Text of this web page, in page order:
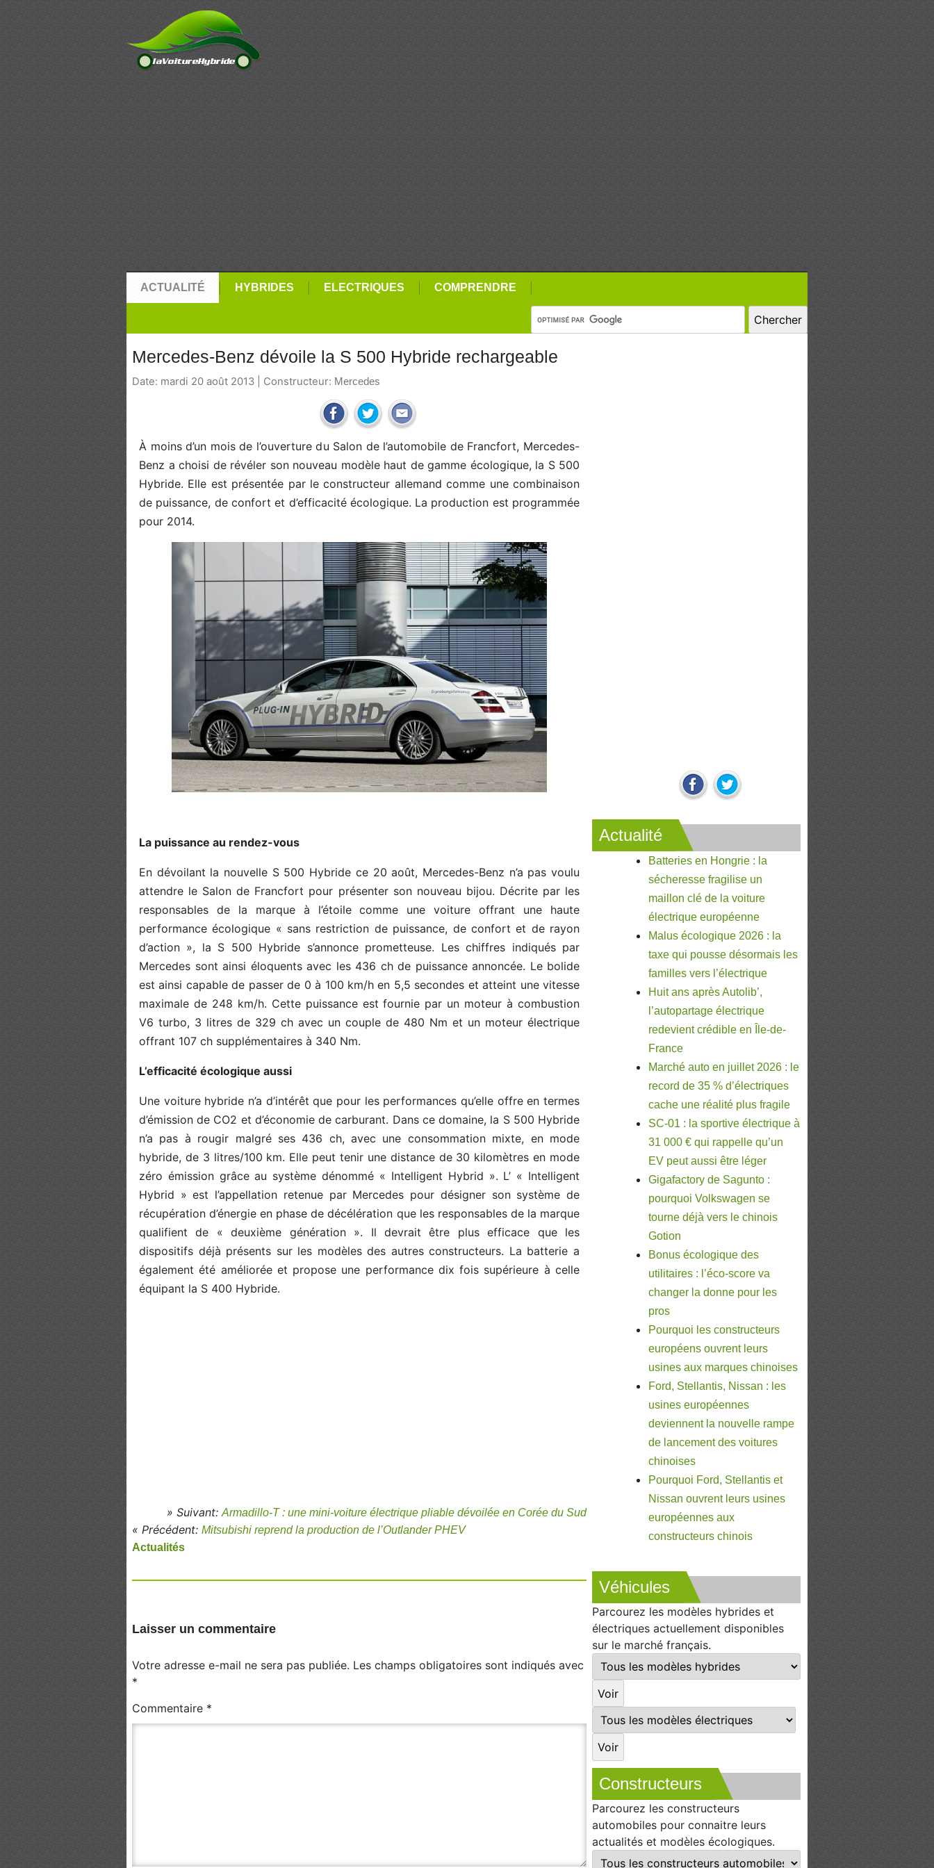
ACTUALITÉ HYBRIDES ELECTRIQUES COMPRENDRE
Mercedes-Benz dévoile la S 500 Hybride rechargeable
Date: mardi 20 août 2013 | Constructeur: Mercedes
À moins d’un mois de l’ouverture du Salon de l’automobile de Francfort, Mercedes-
Benz a choisi de révéler son nouveau modèle haut de gamme écologique, la S 500
Hybride. Elle est présentée par le constructeur allemand comme une combinaison
de puissance, de confort et d’efficacité écologique. La production est programmée
pour 2014.
La puissance au rendez-vous
En dévoilant la nouvelle S 500 Hybride ce 20 août, Mercedes-Benz n’a pas voulu
attendre le Salon de Francfort pour présenter son nouveau bijou. Décrite par les
responsables de la marque à l’étoile comme une voiture offrant une haute
performance écologique « sans restriction de puissance, de confort et de rayon
d’action », la S 500 Hybride s’annonce prometteuse. Les chiffres indiqués par
Mercedes sont ainsi éloquents avec les 436 ch de puissance annoncée. Le bolide
est ainsi capable de passer de 0 à 100 km/h en 5,5 secondes et atteint une vitesse
maximale de 248 km/h. Cette puissance est fournie par un moteur à combustion
V6 turbo, 3 litres de 329 ch avec un couple de 480 Nm et un moteur électrique
offrant 107 ch supplémentaires à 340 Nm.
L’efficacité écologique aussi
Une voiture hybride n’a d’intérêt que pour les performances qu’elle offre en termes
d’émission de CO2 et d’économie de carburant. Dans ce domaine, la S 500 Hybride
n’a pas à rougir malgré ses 436 ch, avec une consommation mixte, en mode
hybride, de 3 litres/100 km. Elle peut tenir une distance de 30 kilomètres en mode
zéro émission grâce au système dénommé « Intelligent Hybrid ». L’ « Intelligent
Hybrid » est l’appellation retenue par Mercedes pour désigner son système de
récupération d’énergie en phase de décélération que les responsables de la marque
qualifient de « deuxième génération ». Il devrait être plus efficace que les
dispositifs déjà présents sur les modèles des autres constructeurs. La batterie a
également été améliorée et propose une performance dix fois supérieure à celle
équipant la S 400 Hybride.
» Suivant: Armadillo-T : une mini-voiture électrique pliable dévoilée en Corée du Sud
« Précédent: Mitsubishi reprend la production de l’Outlander PHEV
Actualités
Laisser un commentaire
Votre adresse e-mail ne sera pas publiée. Les champs obligatoires sont indiqués avec
*
Commentaire *
Actualité
Batteries en Hongrie : la
sécheresse fragilise un
maillon clé de la voiture
électrique européenne
Malus écologique 2026 : la
taxe qui pousse désormais les
familles vers l’électrique
Huit ans après Autolib’,
l’autopartage électrique
redevient crédible en Île-de-
France
Marché auto en juillet 2026 : le
record de 35 % d’électriques
cache une réalité plus fragile
SC-01 : la sportive électrique à
31 000 € qui rappelle qu’un
EV peut aussi être léger
Gigafactory de Sagunto :
pourquoi Volkswagen se
tourne déjà vers le chinois
Gotion
Bonus écologique des
utilitaires : l’éco-score va
changer la donne pour les
pros
Pourquoi les constructeurs
européens ouvrent leurs
usines aux marques chinoises
Ford, Stellantis, Nissan : les
usines européennes
deviennent la nouvelle rampe
de lancement des voitures
chinoises
Pourquoi Ford, Stellantis et
Nissan ouvrent leurs usines
européennes aux
constructeurs chinois
Véhicules
Parcourez les modèles hybrides et
électriques actuellement disponibles
sur le marché français.
Constructeurs
Parcourez les constructeurs
automobiles pour connaitre leurs
actualités et modèles écologiques.